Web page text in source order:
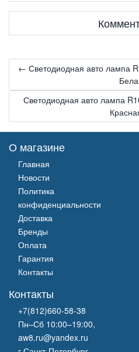
← Светодиодная авто лампа
Светодиодная авто лампа
О магазине
Главная
Новости
Политика
конфиденциальности
Доставка
Бренды
Оплата
Гарантия
Контакты
Контакты
+7(812)660-58-38
Пн–Сб 10:00–19:00,
aw8.ru@yandex.ru